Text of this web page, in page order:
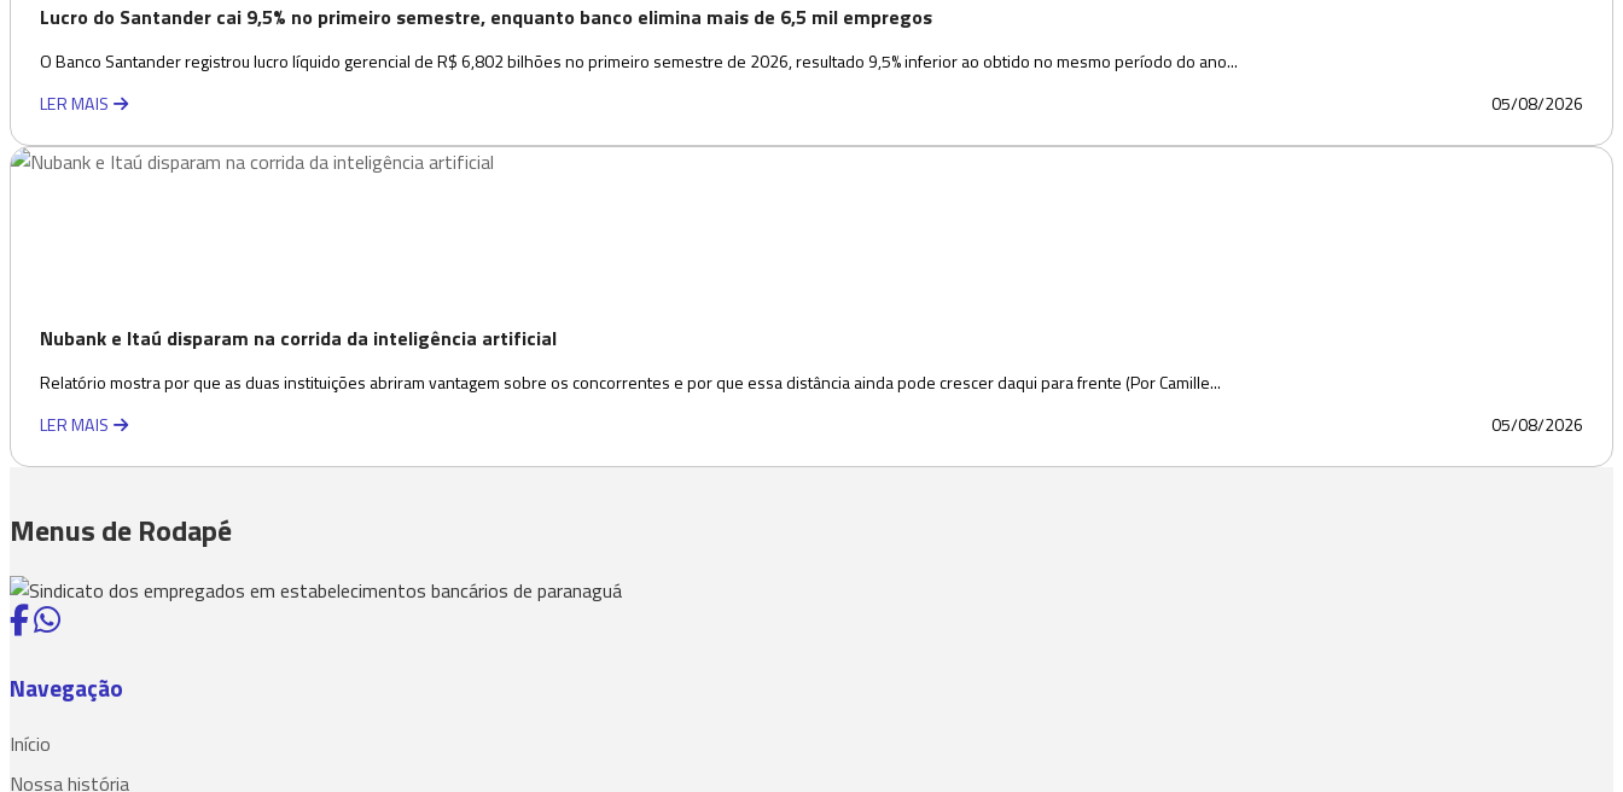
Lucro do Santander cai 9,5% no primeiro semestre, enquanto banco elimina mais de 6,5 mil empregos
O Banco Santander registrou lucro líquido gerencial de R$ 6,802 bilhões no primeiro semestre de 2026, resultado 9,5% inferior ao obtido no mesmo período do ano...
LER MAIS
05/08/2026
Nubank e Itaú disparam na corrida da inteligência artificial
Relatório mostra por que as duas instituições abriram vantagem sobre os concorrentes e por que essa distância ainda pode crescer daqui para frente (Por Camille...
LER MAIS
05/08/2026
Menus de Rodapé
Navegação
Início
Nossa história